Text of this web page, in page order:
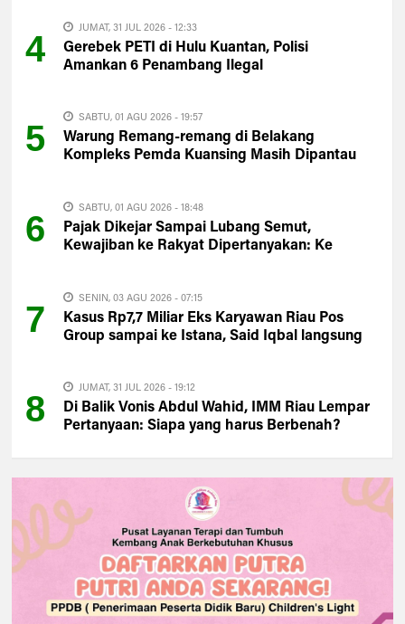
4
JUMAT, 31 JUL 2026 - 12:33
Gerebek PETI di Hulu Kuantan, Polisi
Amankan 6 Penambang Ilegal
5
SABTU, 01 AGU 2026 - 19:57
Warung Remang-remang di Belakang
Kompleks Pemda Kuansing Masih Dipantau
6
SABTU, 01 AGU 2026 - 18:48
Pajak Dikejar Sampai Lubang Semut,
Kewajiban ke Rakyat Dipertanyakan: Ke
7
SENIN, 03 AGU 2026 - 07:15
Kasus Rp7,7 Miliar Eks Karyawan Riau Pos
Group sampai ke Istana, Said Iqbal langsung
8
JUMAT, 31 JUL 2026 - 19:12
Di Balik Vonis Abdul Wahid, IMM Riau Lempar
Pertanyaan: Siapa yang harus Berbenah?